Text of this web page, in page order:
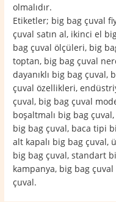
olmalıdır.
Etiketler; big bag çuval
çuval satın al, ikinci el
bag çuval ölçüleri, big
toptan, big bag çuval
dayanıklı big bag çuval,
çuval özellikleri,
çuval, big bag çuval
boşaltmalı big bag
big bag çuval, baca tipi
alt kapalı big bag çuval,
big bag çuval, standart
kampanya, big bag
çuval.